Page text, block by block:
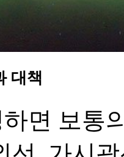
대책
면 보통